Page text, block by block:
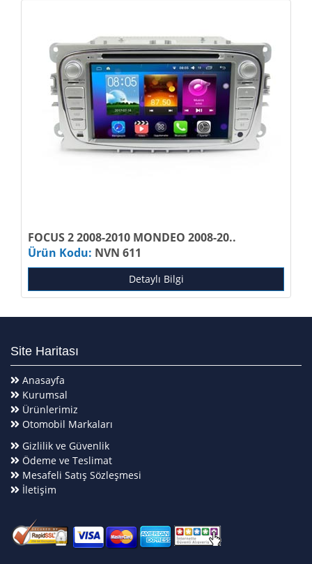
FOCUS 2 2008-2010 MONDEO 2008-20..
Ürün Kodu: NVN 611
Detaylı Bilgi
Site Haritası
Anasayfa
Kurumsal
Ürünlerimiz
Otomobil Markaları
Gizlilik ve Güvenlik
Ödeme ve Teslimat
Mesafeli Satış Sözleşmesi
İletişim